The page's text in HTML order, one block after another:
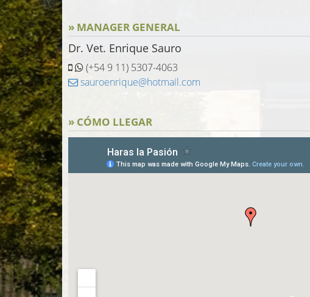
» MANAGER GENERAL
Dr. Vet. Enrique Sauro
(+54 9 11) 5307-4063
sauroenrique@hotmail.com
» CÓMO LLEGAR